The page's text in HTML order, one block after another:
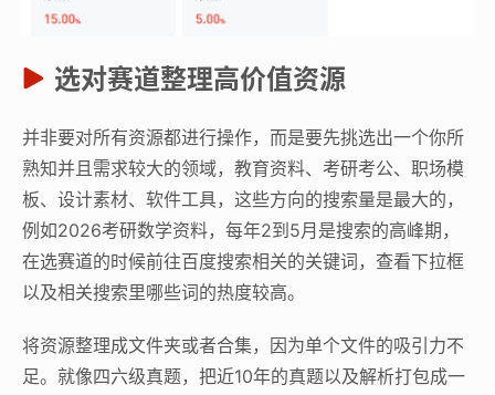
选对赛道整理高价值资源
并非要对所有资源都进行操作，而是要先挑选出一个你所
熟知并且需求较大的领域，教育资料、考研考公、职场模
板、设计素材、软件工具，这些方向的搜索量是最大的，
例如2026考研数学资料，每年2到5月是搜索的高峰期，
在选赛道的时候前往百度搜索相关的关键词，查看下拉框
以及相关搜索里哪些词的热度较高。
将资源整理成文件夹或者合集，因为单个文件的吸引力不
足。就像四六级真题，把近10年的真题以及解析打包成一